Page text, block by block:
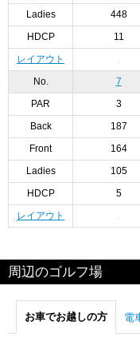
Ladies 448
HDCP 11
レイアウト
No. 7
PAR 3
Back 187
Front 164
Ladies 105
HDCP 5
レイアウト
周辺のゴルフ場
お車でお越しの方 電